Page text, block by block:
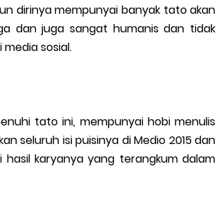
dirinya mempunyai banyak tato akan
dan juga sangat humanis dan tidak
sosial.
tato ini, mempunyai hobi menulis
seluruh isi puisinya di Medio 2015 dan
karyanya yang terangkum dalam